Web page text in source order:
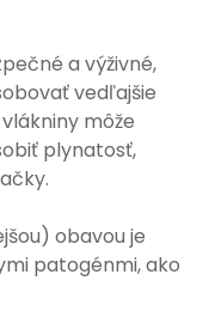
a výživné,
vedľajšie
môže
plynatosť,
obavou je
patogénmi, ako